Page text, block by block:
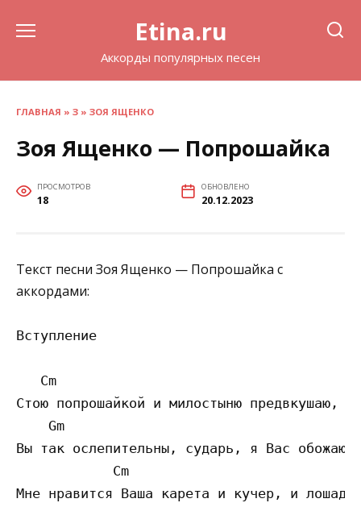
Etina.ru
Аккорды популярных песен
ГЛАВНАЯ » З » ЗОЯ ЯЩЕНКО
Зоя Ященко — Попрошайка
ПРОСМОТРОВ
18
ОБНОВЛЕНО
20.12.2023
Текст песни Зоя Ященко — Попрошайка с
аккордами:
Вступление
   Cm
Стою попрошайкой и милостыню предвкушаю,
    Gm
Вы так ослепительны, сударь, я Вас обожаю!
            Cm
Мне нравится Ваша карета и кучер, и